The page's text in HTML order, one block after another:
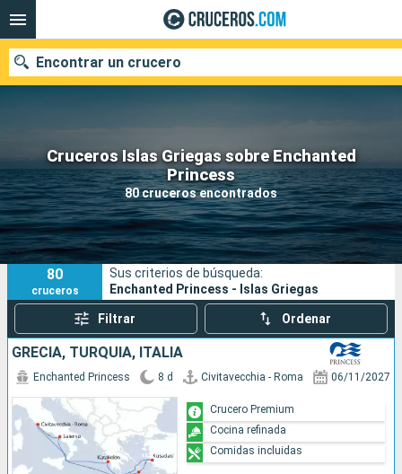
Cruceros Islas Griegas sobre Enchanted
Princess
80 cruceros encontrados
Encontrar un crucero
Nuestros destinos
Fecha de salida
Puertos Compañías
Buscar
80
cruceros
Sus criterios de búsqueda:
Enchanted Princess - Islas Griegas
Filtrar Ordenar
GRECIA, TURQUÍA, ITALIA
Enchanted Princess 8 d Civitavecchia - Roma 06/11/2027
Crucero Premium
Cocina refinada
Comidas incluidas